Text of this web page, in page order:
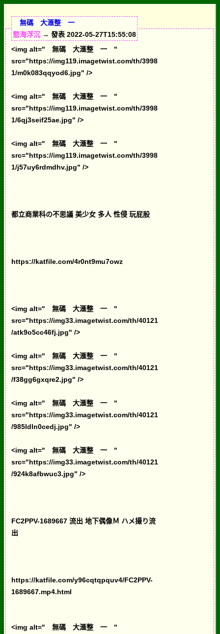
無碼 大滙整 一
慾海浮沉→ 發表 2022-05-27T15:55:08
<img alt=" 無碼 大滙整 一 "
src="https://img119.imagetwist.com/th/3998
1/m0k083qqyod6.jpg" />
<img alt=" 無碼 大滙整 一 "
src="https://img119.imagetwist.com/th/3998
1/6qj3seif25ae.jpg" />
<img alt=" 無碼 大滙整 一 "
src="https://img119.imagetwist.com/th/3998
1/j57uy6rdmdhv.jpg" />
都立商業科の不思議 美少女 多人 性侵 玩屁股
https://katfile.com/4r0nt9mu7owz
<img alt=" 無碼 大滙整 一 "
src="https://img33.imagetwist.com/th/40121
/atk9o5cc46fj.jpg" />
<img alt=" 無碼 大滙整 一 "
src="https://img33.imagetwist.com/th/40121
/f38gg6gxqre2.jpg" />
<img alt=" 無碼 大滙整 一 "
src="https://img33.imagetwist.com/th/40121
/985ldln0cedj.jpg" />
<img alt=" 無碼 大滙整 一 "
src="https://img33.imagetwist.com/th/40121
/924k8afbwuc3.jpg" />
FC2PPV-1689667 流出 地下偶像Ｍ ハメ撮り流
出
https://katfile.com/y96cqtqpquv4/FC2PPV-
1689667.mp4.html
<img alt=" 無碼 大滙整 一 "